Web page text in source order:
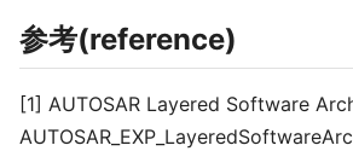
参考(reference)
[1] AUTOSAR Layered Software